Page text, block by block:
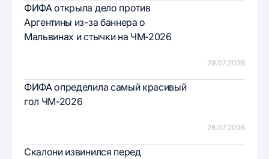
29.07.2026
ФИФА открыла дело против
Аргентины из-за баннера о
Мальвинах и стычки на ЧМ-2026
28.07.2026
ФИФА определила самый красивый
гол ЧМ-2026
Скалони извинился перед